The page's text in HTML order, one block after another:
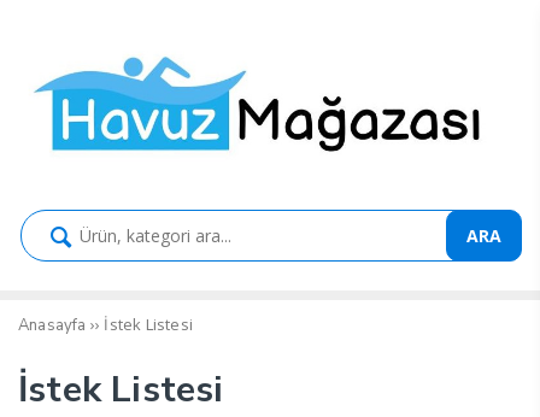
ARA
Anasayfa ›› İstek Listesi
İstek Listesi